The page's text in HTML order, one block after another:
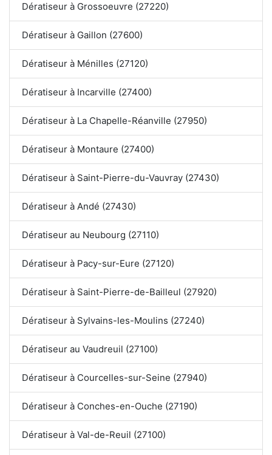
Dératiseur à Grossoeuvre (27220)
Dératiseur à Gaillon (27600)
Dératiseur à Ménilles (27120)
Dératiseur à Incarville (27400)
Dératiseur à La Chapelle-Réanville (27950)
Dératiseur à Montaure (27400)
Dératiseur à Saint-Pierre-du-Vauvray (27430)
Dératiseur à Andé (27430)
Dératiseur au Neubourg (27110)
Dératiseur à Pacy-sur-Eure (27120)
Dératiseur à Saint-Pierre-de-Bailleul (27920)
Dératiseur à Sylvains-les-Moulins (27240)
Dératiseur au Vaudreuil (27100)
Dératiseur à Courcelles-sur-Seine (27940)
Dératiseur à Conches-en-Ouche (27190)
Dératiseur à Val-de-Reuil (27100)